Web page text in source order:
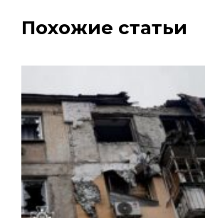
Похожие статьи